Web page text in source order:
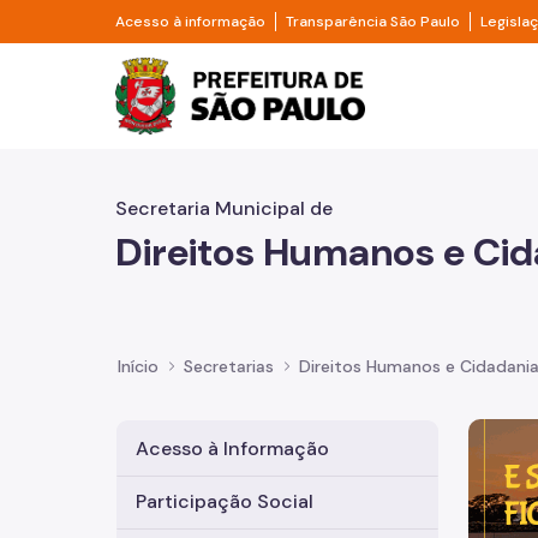
Pular para o Conteúdo principal
Acesso à informação Divisor de acesso à informação
Transparência São Paulo Divisor
Prefeitura de São
Secretaria Municipal de
Direitos Humanos e
Início Secretarias Direitos Humanos e Cidadania
Acesso à Informação
Participação Social